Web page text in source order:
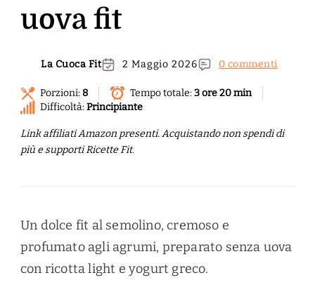
uova fit
La Cuoca Fit 2 Maggio 2026 0 commenti
Porzioni:8 Tempo totale:3 ore 20 min
Difficoltà:Principiante
Link affiliati Amazon presenti. Acquistando non spendi di
più e supporti Ricette Fit.
Un dolce fit al semolino, cremoso e
profumato agli agrumi, preparato senza uova
con ricotta light e yogurt greco.